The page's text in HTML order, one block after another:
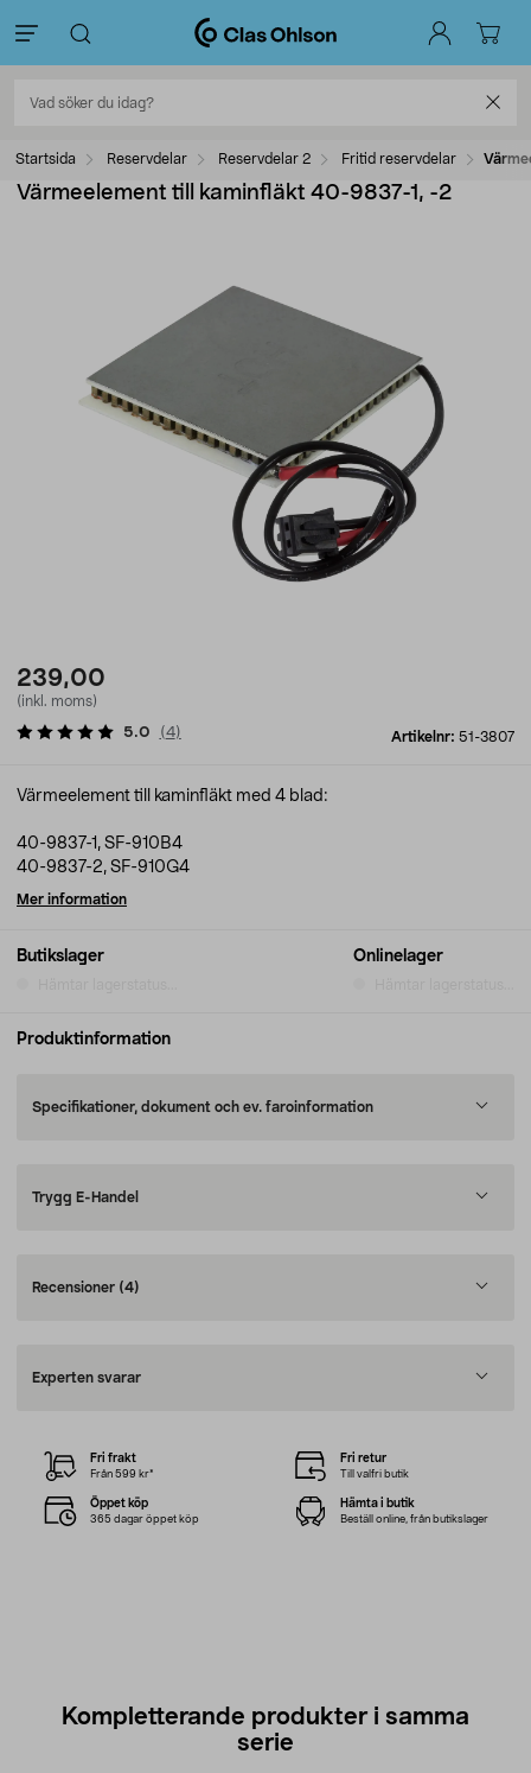
Startsida Reservdelar Reservdelar 2 Fritid reservdelar
Värmeelement till kaminfläkt 40-9837-1, -2
239,00
(inkl. moms)
Artikelnr: 51-3807
5.0 (4)
Butikslager Onlinelager
Värmeelement till kaminfläkt med 4 blad:
40-9837-1, SF-910B4
40-9837-2, SF-910G4
Mer information
Produktinformation
Specifikationer, dokument och ev. faroinformation
Trygg E-Handel
Recensioner (4)
Experten svarar
Fri frakt
Från 599 kr*
Fri retur
Till valfri butik
Öppet köp
365 dagar öppet köp
Hämta i butik
Beställ online, från butikslager
Kompletterande produkter i samma
serie